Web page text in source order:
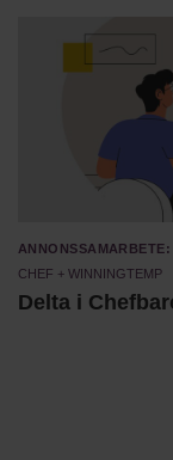
Annonssamarbete:
Chef + Winningtemp
Delta i